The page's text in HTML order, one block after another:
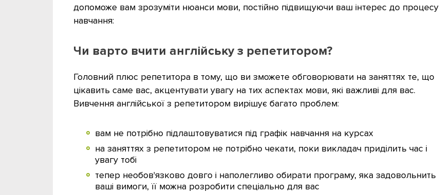
допоможе вам зрозуміти нюанси мови, постійно підвищуючи ваш інтерес до процесу
навчання:
Чи варто вчити англійську з репетитором?
Головний плюс репетитора в тому, що ви зможете обговорювати на заняттях те, що
цікавить саме вас, акцентувати увагу на тих аспектах мови, які важливі для вас.
Вивчення англійської з репетитором вирішує багато проблем:
вам не потрібно підлаштовуватися під графік навчання на курсах
на заняттях з репетитором не потрібно чекати, поки викладач приділить час і
увагу тобі
тепер необов'язково довго і наполегливо обирати програму, яка задовольнить
ваші вимоги, її можна розробити спеціально для вас